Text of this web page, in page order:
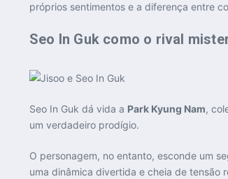
próprios sentimentos e a diferença entre
Seo In Guk como o rival
Seo In Guk dá vida a Park Kyung Nam,
um verdadeiro prodígio.
O personagem, no entanto, esconde um
uma dinâmica divertida e cheia de tensão